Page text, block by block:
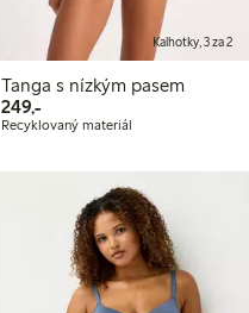
Kalhotky, 3 za 2
Tanga s nízkým pasem
249,-249,00 Kč
Recyklovaný materiál